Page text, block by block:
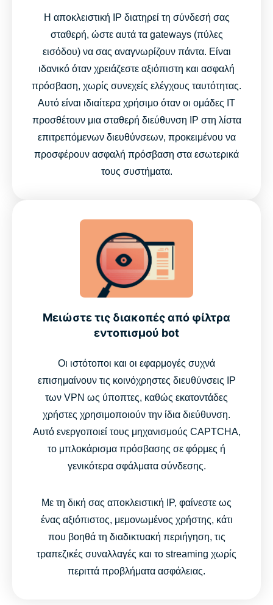
Η αποκλειστική IP διατηρεί τη σύνδεσή σας
σταθερή, ώστε αυτά τα gateways (πύλες
εισόδου) να σας αναγνωρίζουν πάντα. Είναι
ιδανικό όταν χρειάζεστε αξιόπιστη και ασφαλή
πρόσβαση, χωρίς συνεχείς ελέγχους ταυτότητας.
Αυτό είναι ιδιαίτερα χρήσιμο όταν οι ομάδες IT
προσθέτουν μια σταθερή διεύθυνση IP στη λίστα
επιτρεπόμενων διευθύνσεων, προκειμένου να
προσφέρουν ασφαλή πρόσβαση στα εσωτερικά
τους συστήματα.
Μειώστε τις διακοπές από φίλτρα
εντοπισμού bot
Οι ιστότοποι και οι εφαρμογές συχνά
επισημαίνουν τις κοινόχρηστες διευθύνσεις IP
των VPN ως ύποπτες, καθώς εκατοντάδες
χρήστες χρησιμοποιούν την ίδια διεύθυνση.
Αυτό ενεργοποιεί τους μηχανισμούς CAPTCHA,
το μπλοκάρισμα πρόσβασης σε φόρμες ή
γενικότερα σφάλματα σύνδεσης.
Με τη δική σας αποκλειστική IP, φαίνεστε ως
ένας αξιόπιστος, μεμονωμένος χρήστης, κάτι
που βοηθά τη διαδικτυακή περιήγηση, τις
τραπεζικές συναλλαγές και το streaming χωρίς
περιττά προβλήματα ασφάλειας.